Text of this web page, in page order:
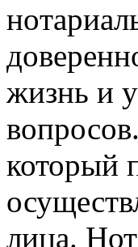
жизнь и
который
лица.